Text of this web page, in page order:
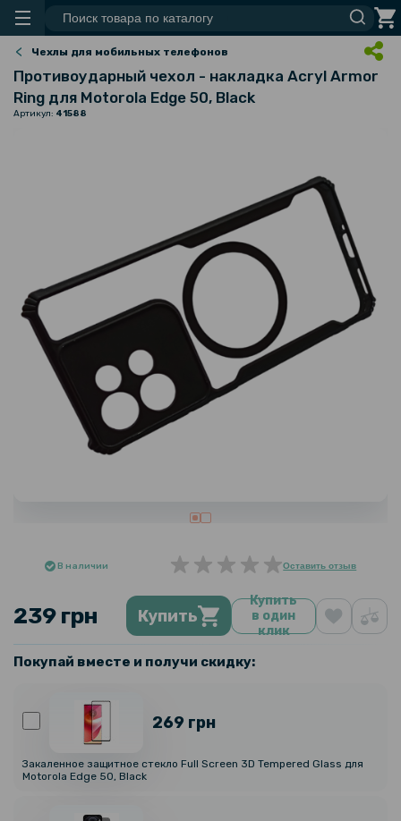
Чехлы для мобильных телефонов
Противоударный чехол - накладка Acryl Armor
Ring для Motorola Edge 50, Black
Артикул: 41588
В наличии Оставить отзыв
239 грн Купить
Купить
в один
клик
Покупай вместе и получи скидку:
269 грн
Закаленное защитное стекло Full Screen 3D Tempered Glass для
Motorola Edge 50, Black